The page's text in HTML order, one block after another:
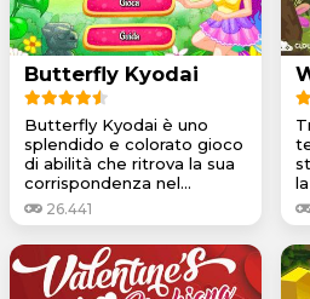
Butterfly Kyodai
Butterfly Kyodai è uno
splendido e colorato gioco
di abilità che ritrova la sua
corrispondenza nel...
26.441